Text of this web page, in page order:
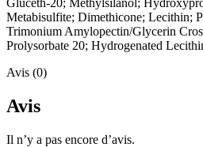
Gluceth-20; Methylsilanol;
Metabisulfite; Dimethicone; Lecithin;
Trimonium Amylopectin/Glycerin
Prolysorbate 20; Hydrogenated
Avis (0)
Avis
Il n’y a pas encore d’avis.